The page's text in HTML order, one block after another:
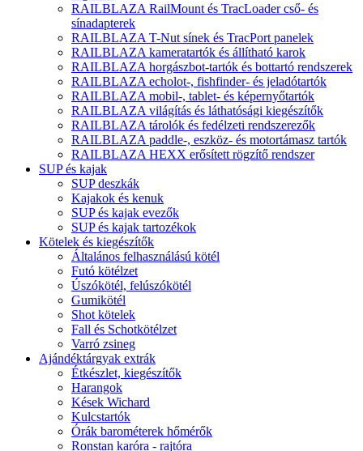
RAILBLAZA RailMount és TracLoader cső- és
sínadapterek
RAILBLAZA T-Nut sínek és TracPort panelek
RAILBLAZA kameratartók és állítható karok
RAILBLAZA horgászbot-tartók és bottartó rendszerek
RAILBLAZA echolot-, fishfinder- és jeladótartók
RAILBLAZA mobil-, tablet- és képernyőtartók
RAILBLAZA világítás és láthatósági kiegészítők
RAILBLAZA tárolók és fedélzeti rendszerezők
RAILBLAZA paddle-, eszköz- és motortámasz tartók
RAILBLAZA HEXX erősített rögzítő rendszer
SUP és kajak
SUP deszkák
Kajakok és kenuk
SUP és kajak evezők
SUP és kajak tartozékok
Kötelek és kiegészítők
Általános felhasználású kötél
Futó kötélzet
Úszókötél, felúszókötél
Gumikötél
Shot kötelek
Fall és Schotkötélzet
Varró zsineg
Ajándéktárgyak extrák
Étkészlet, kiegészítők
Harangok
Kések Wichard
Kulcstartók
Órák barométerek hőmérők
Ronstan karóra - rajtóra